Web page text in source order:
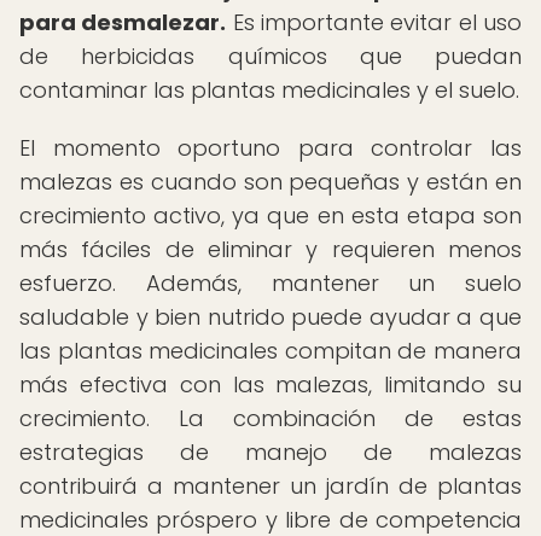
para desmalezar. Es importante evitar el uso
de herbicidas químicos que puedan
contaminar las plantas medicinales y el suelo.
El momento oportuno para controlar las
malezas es cuando son pequeñas y están en
crecimiento activo, ya que en esta etapa son
más fáciles de eliminar y requieren menos
esfuerzo. Además, mantener un suelo
saludable y bien nutrido puede ayudar a que
las plantas medicinales compitan de manera
más efectiva con las malezas, limitando su
crecimiento. La combinación de estas
estrategias de manejo de malezas
contribuirá a mantener un jardín de plantas
medicinales próspero y libre de competencia